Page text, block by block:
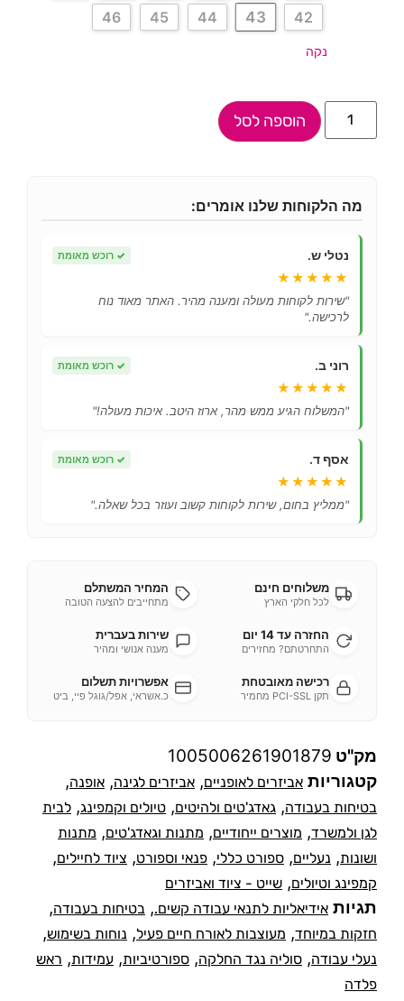
42
43
44
45
46
נקה
הוספה לסל
מה הלקוחות שלנו אומרים:
נטלי ש. ✓ רוכש מאומת
★★★★★
"שירות לקוחות מעולה ומענה מהיר. האתר מאוד נוח
לרכישה."
רוני ב. ✓ רוכש מאומת
★★★★★
"המשלוח הגיע ממש מהר, ארוז היטב. איכות מעולה!"
אסף ד. ✓ רוכש מאומת
★★★★★
"ממליץ בחום, שירות לקוחות קשוב ועוזר בכל שאלה."
משלוחים חינם
לכל חלקי הארץ
המחיר המשתלם
מתחייבים להצעה הטובה
החזרה עד 14 יום
התחרטתם? מחזירים
שירות בעברית
מענה אנושי ומהיר
רכישה מאובטחת
תקן PCI-SSL מחמיר
אפשרויות תשלום
כ.אשראי, אפל/גוגל פיי, ביט
מק"ט 1005006261901879
קטגוריות אביזרים לאופניים, אביזרים לגינה, אופנה,
בטיחות בעבודה, גאדג'טים ולהיטים, טיולים וקמפינג, לבית
לגן ולמשרד, מוצרים ייחודיים, מתנות וגאדג'טים, מתנות
ושונות, נעליים, ספורט כללי, פנאי וספורט, ציוד לחיילים,
קמפינג וטיולים, שייט - ציוד ואביזרים
תגיות אידיאליות לתנאי עבודה קשים., בטיחות בעבודה,
חזקות במיוחד, מעוצבות לאורח חיים פעיל, נוחות בשימוש,
נעלי עבודה, סוליה נגד החלקה, ספורטיביות, עמידות, ראש
פלדה